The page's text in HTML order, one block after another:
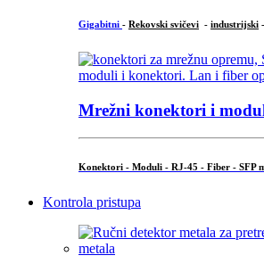
Gigabitni - Rekovski svičevi - industrijski -
Mrežni konektori i
Konektori - Moduli - RJ-45 - Fiber - SFP
Kontrola pristupa